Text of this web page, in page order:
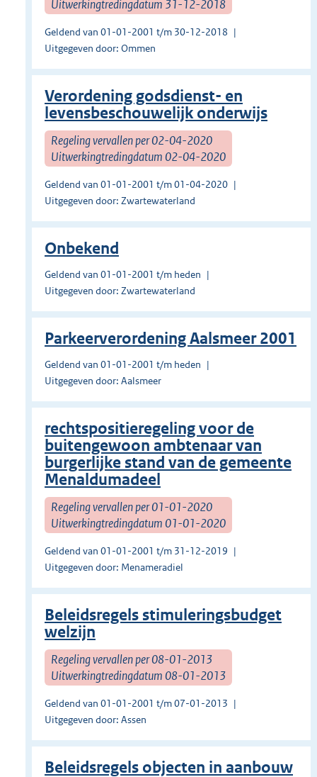
Uitwerkingtredingdatum 31-12-2018
Geldend van 01-01-2001 t/m 30-12-2018
Uitgegeven door: Ommen
Verordening godsdienst- en
levensbeschouwelijk onderwijs
Regeling vervallen per 02-04-2020
Uitwerkingtredingdatum 02-04-2020
Geldend van 01-01-2001 t/m 01-04-2020
Uitgegeven door: Zwartewaterland
Onbekend
Geldend van 01-01-2001 t/m heden
Uitgegeven door: Zwartewaterland
Parkeerverordening Aalsmeer 2001
Geldend van 01-01-2001 t/m heden
Uitgegeven door: Aalsmeer
rechtspositieregeling voor de
buitengewoon ambtenaar van
burgerlijke stand van de gemeente
Menaldumadeel
Regeling vervallen per 01-01-2020
Uitwerkingtredingdatum 01-01-2020
Geldend van 01-01-2001 t/m 31-12-2019
Uitgegeven door: Menameradiel
Beleidsregels stimuleringsbudget
welzijn
Regeling vervallen per 08-01-2013
Uitwerkingtredingdatum 08-01-2013
Geldend van 01-01-2001 t/m 07-01-2013
Uitgegeven door: Assen
Beleidsregels objecten in aanbouw